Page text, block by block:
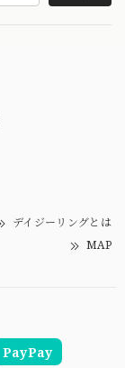
デイジーリングとは
MAP
PayPay